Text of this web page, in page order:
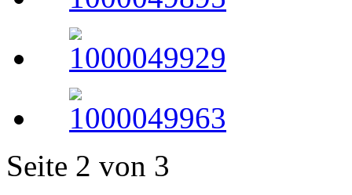
Seite 2 von 3